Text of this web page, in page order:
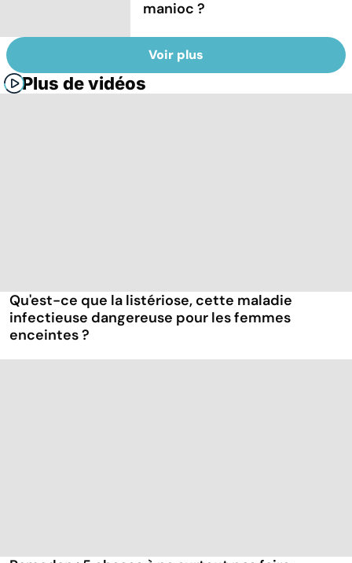
manioc ?
Voir plus
Plus de vidéos
Qu'est-ce que la listériose, cette maladie
infectieuse dangereuse pour les femmes
enceintes ?